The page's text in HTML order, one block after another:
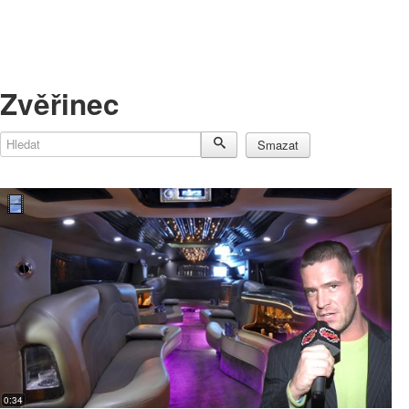
Zvěřinec
Hledat Smazat
0:34